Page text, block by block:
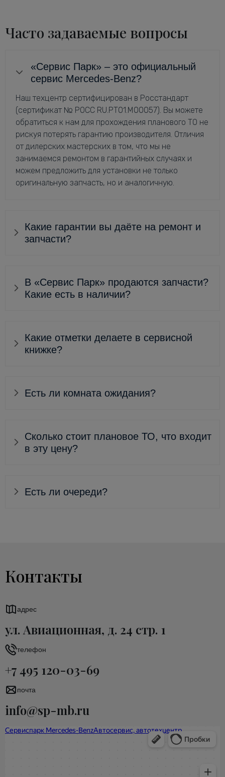
Часто задаваемые вопросы
«Сервис Парк» – это официальный
сервис Mercedes-Benz?
Наш техцентр сертифицирован в Росстандарт
(сертификат № РОСС RU.РТ01.М00057). Вы можете
обратиться к нам для прохождения планового ТО не
рискуя потерять гарантию производителя. Отличия
от дилерских мастерских в том, что мы не
занимаемся ремонтом в гарантийных случаях и
можем предложить для установки не только
оригинальную запчасть, но и аналогичную.
Какие гарантии вы даёте на ремонт и
запчасти?
В «Сервис Парк» продаются запчасти?
Какие есть в наличии?
Какие отметки делаете в сервисной
книжке?
Есть ли комната ожидания?
Сколько стоит плановое ТО, что входит
в эту цену?
Есть ли очереди?
Контакты
адрес
ул. Авиационная, д. 24 стр. 1
телефон
+7 495 120-03-69
почта
info@sp-mb.ru